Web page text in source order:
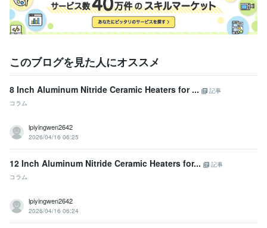
このブログを見た人にオススメ
8 Inch Aluminum Nitride Ceramic Heaters for ...
記事
コラム
lpiyingwen2642
2026/04/16 06:25
12 Inch Aluminum Nitride Ceramic Heaters for...
記事
コラム
lpiyingwen2642
2026/04/16 06:24